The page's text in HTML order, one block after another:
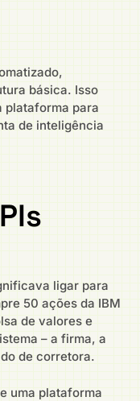
básica. Isso
plataforma para
de inteligência
ligar para
50 ações da IBM
de valores e
– a firma, a
de corretora.
uma plataforma